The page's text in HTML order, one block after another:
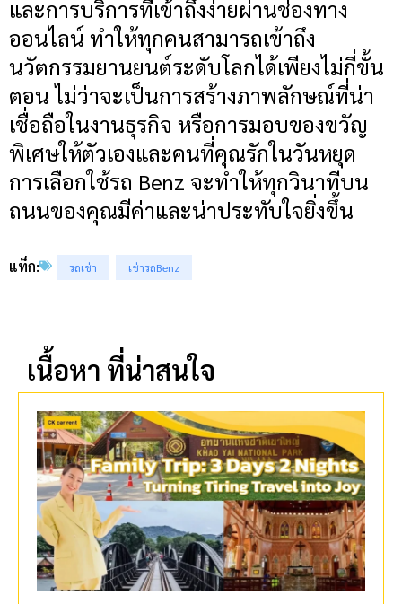
และการบริการที่เข้าถึงง่ายผ่านช่องทาง
ออนไลน์ ทำให้ทุกคนสามารถเข้าถึง
นวัตกรรมยานยนต์ระดับโลกได้เพียงไม่กี่ขั้น
ตอน ไม่ว่าจะเป็นการสร้างภาพลักษณ์ที่น่า
เชื่อถือในงานธุรกิจ หรือการมอบของขวัญ
พิเศษให้ตัวเองและคนที่คุณรักในวันหยุด
การเลือกใช้รถ Benz จะทำให้ทุกวินาทีบน
ถนนของคุณมีค่าและน่าประทับใจยิ่งขึ้น
แท็ก: รถเช่า เช่ารถBenz
เนื้อหา ที่น่าสนใจ